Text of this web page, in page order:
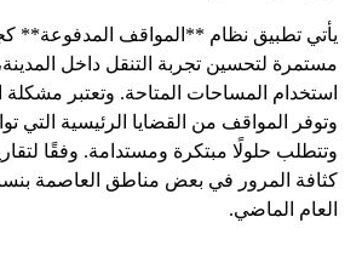
يأتي تطبيق نظام **المواقف المدفوعة**
مستمرة لتحسين تجربة التنقل داخل
استخدام المساحات المتاحة. وتعتبر مشكلة
وتوفر المواقف من القضايا الرئيسية التي
وتتطلب حلولًا مبتكرة ومستدامة. وفقًا
كثافة المرور في بعض مناطق العاصمة
العام الماضي.